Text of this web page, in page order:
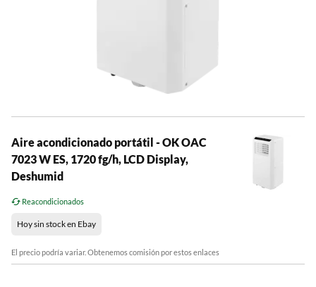
Aire acondicionado portátil - OK OAC
7023 W ES, 1720 fg/h, LCD Display,
Deshumid
Reacondicionados
Hoy sin stock en Ebay
El precio podría variar. Obtenemos comisión por estos enlaces